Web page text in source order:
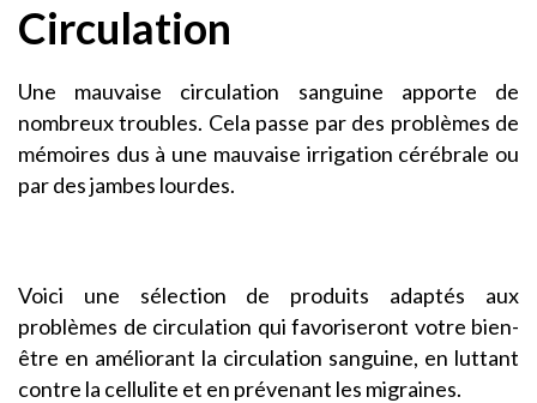
Circulation
Une mauvaise circulation sanguine apporte de
nombreux troubles. Cela passe par des problèmes de
mémoires dus à une mauvaise irrigation cérébrale ou
par des jambes lourdes.
Voici une sélection de produits adaptés aux
problèmes de circulation qui favoriseront votre bien-
être en améliorant la circulation sanguine, en luttant
contre la cellulite et en prévenant les migraines.